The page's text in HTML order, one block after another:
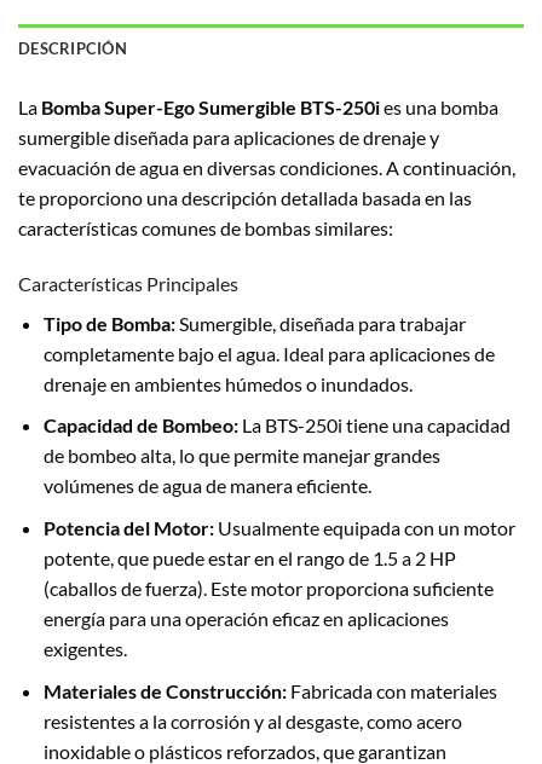
DESCRIPCIÓN
La Bomba Super-Ego Sumergible BTS-250ies una bomba
sumergible diseñada para aplicaciones de drenaje y
evacuación de agua en diversas condiciones. A continuación,
te proporciono una descripción detallada basada en las
características comunes de bombas similares:
Características Principales
Tipo de Bomba:Sumergible, diseñada para trabajar
completamente bajo el agua. Ideal para aplicaciones de
drenaje en ambientes húmedos o inundados.
Capacidad de Bombeo:La BTS-250i tiene una capacidad
de bombeo alta, lo que permite manejar grandes
volúmenes de agua de manera eficiente.
Potencia del Motor:Usualmente equipada con un motor
potente, que puede estar en el rango de 1.5 a 2 HP
(caballos de fuerza). Este motor proporciona suficiente
energía para una operación eficaz en aplicaciones
exigentes.
Materiales de Construcción:Fabricada con materiales
resistentes a la corrosión y al desgaste, como acero
inoxidable o plásticos reforzados, que garantizan